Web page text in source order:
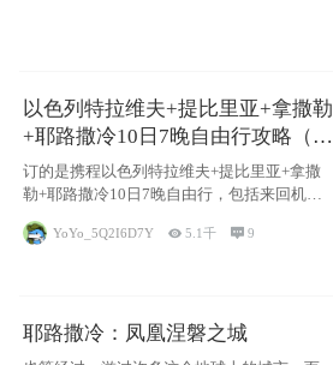
以色列特拉维夫+提比里亚+拿撒勒
+耶路撒冷10日7晚自由行攻略（交
通和住宿为主）
订的是携程以色列特拉维夫+提比里亚+拿撒
勒+耶路撒冷10日7晚自由行，包括来回机票
YoYo_5Q2I6D7Y  5.1千 9
耶路撒冷：凤凰涅磐之城